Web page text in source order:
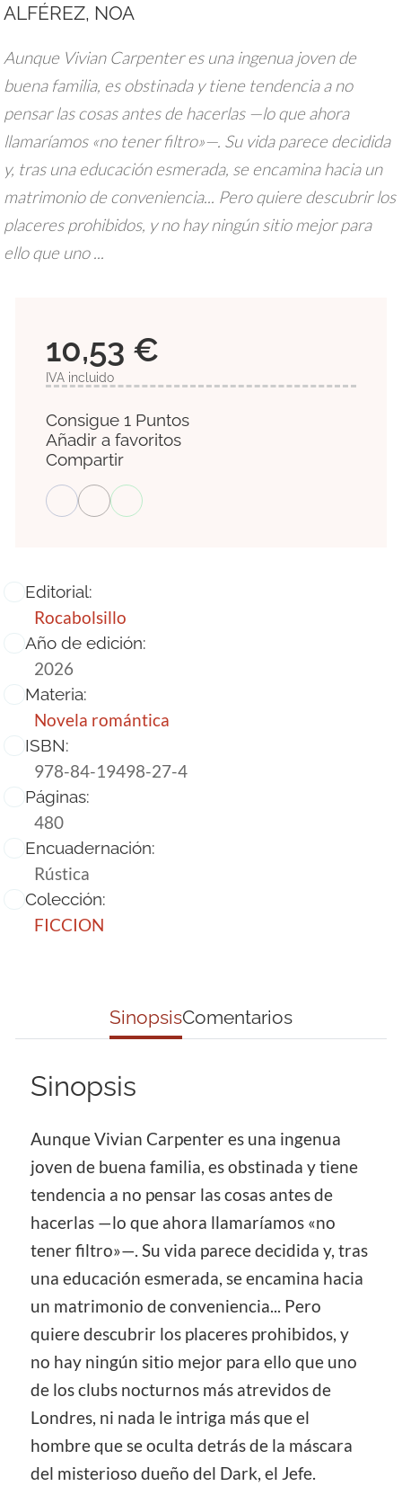
ALFÉREZ, NOA
Aunque Vivian Carpenter es una ingenua joven de
buena familia, es obstinada y tiene tendencia a no
pensar las cosas antes de hacerlas —lo que ahora
llamaríamos «no tener filtro»—. Su vida parece decidida
y, tras una educación esmerada, se encamina hacia un
matrimonio de conveniencia... Pero quiere descubrir los
placeres prohibidos, y no hay ningún sitio mejor para
ello que uno ...
Editorial:
Rocabolsillo
Año de edición:
2026
Materia:
Novela romántica
ISBN:
978-84-19498-27-4
Páginas:
480
Encuadernación:
Rústica
Colección:
FICCION
10,53 €
IVA incluido
Consigue 1 Puntos
Añadir a favoritos
Compartir
SinopsisComentarios
Sinopsis
Aunque Vivian Carpenter es una ingenua
joven de buena familia, es obstinada y tiene
tendencia a no pensar las cosas antes de
hacerlas —lo que ahora llamaríamos «no
tener filtro»—. Su vida parece decidida y, tras
una educación esmerada, se encamina hacia
un matrimonio de conveniencia... Pero
quiere descubrir los placeres prohibidos, y
no hay ningún sitio mejor para ello que uno
de los clubs nocturnos más atrevidos de
Londres, ni nada le intriga más que el
hombre que se oculta detrás de la máscara
del misterioso dueño del Dark, el Jefe.